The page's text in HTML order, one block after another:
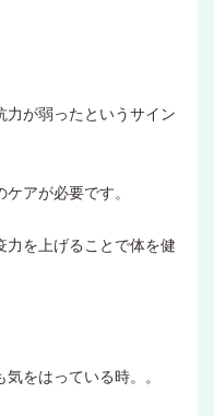
力が弱ったというサイン
アが必要です。
力を上げることで体を健
をはっている時。。